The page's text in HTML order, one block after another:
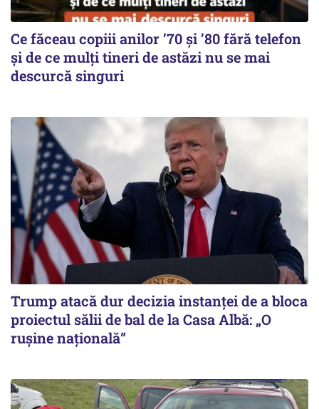
Ce făceau copiii anilor ’70 și ’80 fără telefon
și de ce mulți tineri de astăzi nu se mai
descurcă singuri
Trump atacă dur decizia instanţei de a bloca
proiectul sălii de bal de la Casa Albă: „O
ruşine naţională”